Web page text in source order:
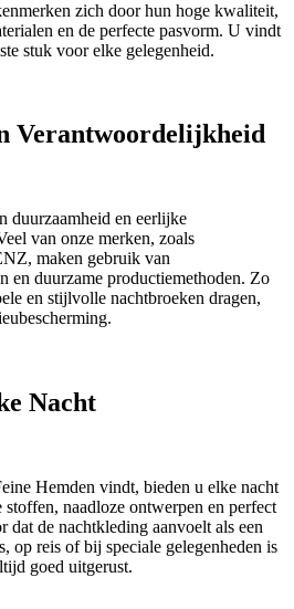
zich door hun hoge kwaliteit,
en de perfecte pasvorm. U vindt
stuk voor elke gelegenheid.
Verantwoordelijkheid
duurzaamheid en eerlijke
van onze merken, zoals
maken gebruik van
en duurzame productiemethoden. Zo
en stijlvolle nachtbroeken dragen,
Nacht
Hemden vindt, bieden u elke nacht
naadloze ontwerpen en perfect
dat de nachtkleding aanvoelt als een
op reis of bij speciale gelegenheden is
goed uitgerust.